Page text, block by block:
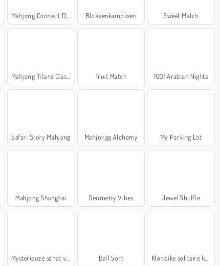
Mahjong Connect Classic Blokkenkampioen Sweet Match
Fruit Match 1001 Arabian Nights
Safari Story Mahjong Mahjongg Alchemy My Parking Lot
Mahjong Shanghai Geometry Vibes Jewel Shuffle
Mysterieuze schat van de zee Ball Sort Klondike solitaire kaartspel